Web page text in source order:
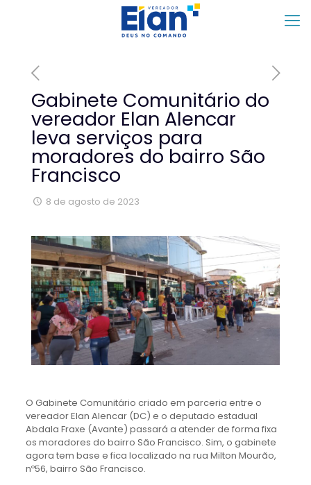
Gabinete Comunitário do
vereador Elan Alencar
leva serviços para
moradores do bairro São
Francisco
8 de agosto de 2023
O Gabinete Comunitário criado em parceria entre o
vereador Elan Alencar (DC) e o deputado estadual
Abdala Fraxe (Avante) passará a atender de forma fixa
os moradores do bairro São Francisco. Sim, o gabinete
agora tem base e fica localizado na rua Milton Mourão,
nº56, bairro São Francisco.